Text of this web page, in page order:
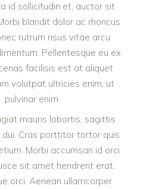
id sollicitudin et, auctor sit
blandit dolor ac rhoncus
rutrum risus vitae arcu
Pellentesque eu ex
facilisis est at aliquet
volutpat ultricies enim, ut
pulvinar enim
mauris lobortis, sagittis
dui. Cras porttitor tortor quis
Morbi accumsan id orci
sit amet hendrerit erat,
orci. Aenean ullamcorper